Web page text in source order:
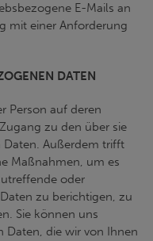
E-Mails an
mit einer Anforderung
DATEN
Person auf deren
zu den über sie
Daten. Außerdem trifft
Maßnahmen, um es
oder
zu berichtigen, zu
Sie können uns
Daten, die wir von Ihnen